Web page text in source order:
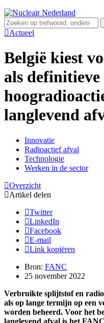
Actueel
België kiest
als
langlevend
Innovatie
Radioactief afval
Technologie
Werken in de sector
Overzicht
Artikel delen
Twitter
LinkedIn
Facebook
E-mail
Link kopiëren
Bron: FANC
25 november 2022
Verbruikte splijtstof en
als op lange termijn op een
worden beheerd. Voor het
langlevend afval is het